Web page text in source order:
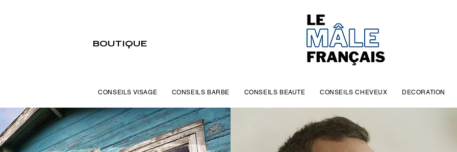
BOUTIQUE
CONSEILS VISAGE CONSEILS BARBE CONSEILS BEAUTE CONSEILS CHEVEUX DECORATION